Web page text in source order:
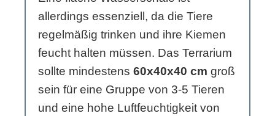
allerdings essenziell, da die Tiere
regelmäßig trinken und ihre Kiemen
feucht halten müssen. Das Terrarium
sollte mindestens 60x40x40 cm groß
sein für eine Gruppe von 3-5 Tieren
und eine hohe Luftfeuchtigkeit von